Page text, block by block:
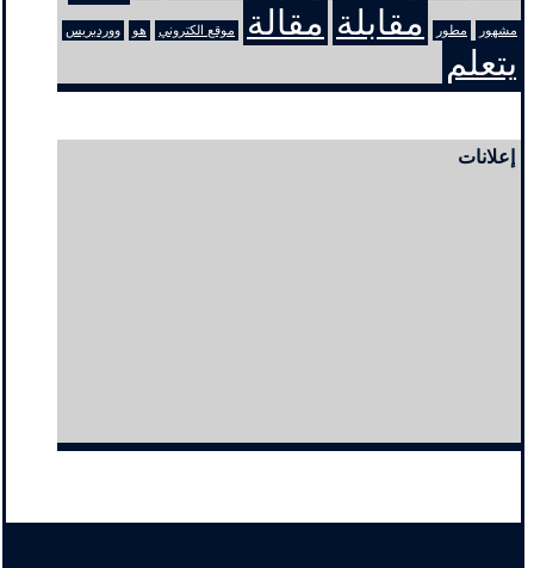
مشهور مطور مقابلة مقالة موقع الكتروني هو ووردبريس
يتعلم
إعلانات